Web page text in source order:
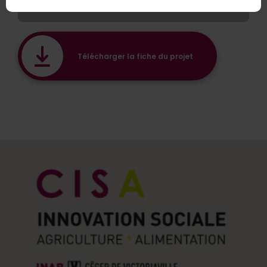
Télécharger la fiche du projet